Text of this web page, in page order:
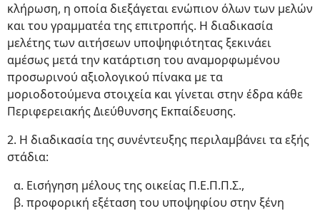
κλήρωση, η οποία διεξάγεται ενώπιον όλων των μελών
και του γραμματέα της επιτροπής. Η διαδικασία
μελέτης των αιτήσεων υποψηφιότητας ξεκινάει
αμέσως μετά την κατάρτιση του αναμορφωμένου
προσωρινού αξιολογικού πίνακα με τα
μοριοδοτούμενα στοιχεία και γίνεται στην έδρα κάθε
Περιφερειακής Διεύθυνσης Εκπαίδευσης.
2. Η διαδικασία της συνέντευξης περιλαμβάνει τα εξής
στάδια:
Εισήγηση μέλους της οικείας Π.Ε.Π.Π.Σ.,
προφορική εξέταση του υποψηφίου στην ξένη